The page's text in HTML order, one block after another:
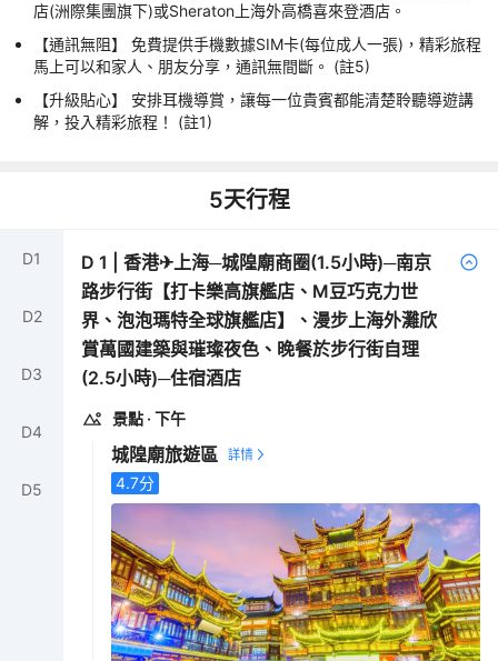
店(洲際集團旗下)或Sheraton上海外高橋喜來登酒店。
【通訊無阻】 免費提供手機數據SIM卡(每位成人一張)，精彩旅程
馬上可以和家人、朋友分享，通訊無間斷。 (註5)
【升級貼心】 安排耳機導賞，讓每一位貴賓都能清楚聆聽導遊講
解，投入精彩旅程！ (註1)
5天行程
D1
D2
D3
D4
D5
D1 |香港✈上海─城隍廟商圈(1.5小時)─南京
路步行街【打卡樂高旗艦店、M豆巧克力世
界、泡泡瑪特全球旗艦店】、漫步上海外灘欣
賞萬國建築與璀璨夜色、晚餐於步行街自理
(2.5小時)─住宿酒店
景點 · 下午
城隍廟旅遊區
4.7分